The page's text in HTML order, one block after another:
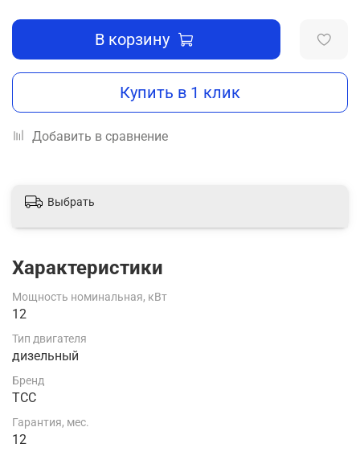
В корзину
Купить в 1 клик
Добавить в сравнение
Выбрать
Характеристики
Мощность номинальная, кВт
12
Тип двигателя
дизельный
Бренд
ТСС
Гарантия, мес.
12